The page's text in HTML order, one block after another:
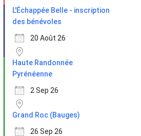
L'Échappée Belle - inscription
des bénévoles
20 Août 26
Haute Randonnée
Pyrénéenne
2 Sep 26
Grand Roc (Bauges)
26 Sep 26